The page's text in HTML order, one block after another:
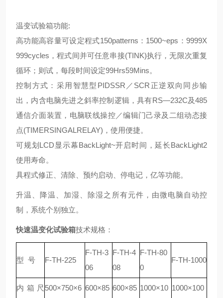
温变试验箱功能:
高功能高容量可设定程式150patterns：1500~eps：9999X
999cycles，程式间并可任意串接(TINK)执行，无限次重复
循环；则试，每段时间设定99Hrs59Mins。
控制方式：采用智慧型PIDSSR／SCR正逆双向同步输
出，内含电脑先进之斜率控制逻辑，具有RS—232C及485
通信介面装置，电脑联线操控／编辑门己录及二组动态接
点(TIMERSINGALRELAY)，使用便捷。
可规划LCD显示幕BackLight~开启时间，延长BackLight2
使用寿命。
具程式修正、清除、预约启动、停电记，亿等功能。
升温、降温、加湿、除湿之所有元件，由微电脑自动控
制，系统个别独立。
快速温变化试验箱技术规格：
型 号 F-TH-225
F-TH-3
06
F-TH-4
08
F-TH-80
0
F-TH-1000
内箱尺 500×750×6 600×85 600×85 1000×10 1000×100